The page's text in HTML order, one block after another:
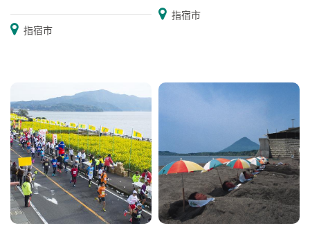
指宿市
指宿市